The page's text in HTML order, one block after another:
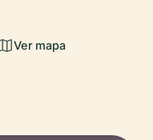
Ver mapa